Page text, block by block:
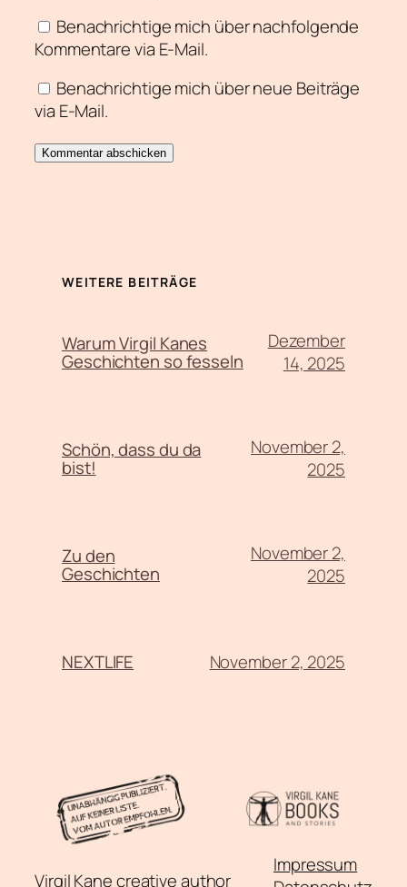
Benachrichtige mich über nachfolgende
Kommentare via E-Mail.
Benachrichtige mich über neue Beiträge
via E-Mail.
WEITERE BEITRÄGE
Warum Virgil Kanes
Geschichten so fesseln
Dezember
14, 2025
Schön, dass du da
bist!
November 2,
2025
Zu den
Geschichten
November 2,
2025
NEXTLIFE November 2, 2025
Virgil Kane creative author
Impressum